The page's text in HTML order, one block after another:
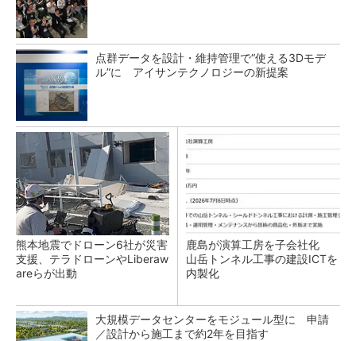
点群データを設計・維持管理で“使える3Dモデ
ル”に アイサンテクノロジーの新提案
熊本地震でドローン6社が災害
支援、テラドローンやLiberaw
areらが出動
鹿島が演算工房を子会社化
山岳トンネル工事の建設ICTを
内製化
大規模データセンターをモジュール型に 申請
／設計から施工まで約2年を目指す